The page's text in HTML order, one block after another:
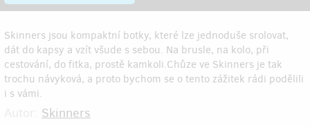
Skinners jsou kompaktní botky, které lze jednoduše srolovat,
dát do kapsy a vzít všude s sebou. Na brusle, na kolo, při
cestování, do fitka, prostě kamkoli.Chůze ve Skinners je tak
trochu návyková, a proto bychom se o tento zážitek rádi podělili
i s vámi.
Skinners